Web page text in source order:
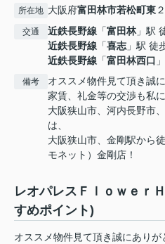
所在地 大阪府富田林市若松町東
交通 近鉄長野線 「富田林」駅
近鉄長野線 「喜志」駅 徒
近鉄長野線 「富田林西口
備考
オススメ物件見て頂き誠
家賃、礼金等の交渉も私
大阪狭山市、河内長野市
は、
大阪狭山市、金剛駅から
モネット）金剛店！
レオパレスＦｌｏｗｅｒ
すめポイント)
オススメ物件見て頂き誠にありが